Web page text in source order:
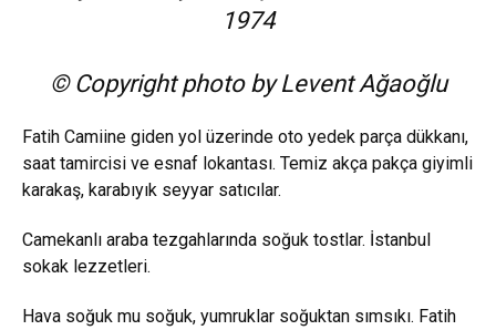
1974
© Copyright photo by Levent Ağaoğlu
Fatih Camiine giden yol üzerinde oto yedek parça dükkanı,
saat tamircisi ve esnaf lokantası. Temiz akça pakça giyimli
karakaş, karabıyık seyyar satıcılar.
Camekanlı araba tezgahlarında soğuk tostlar. İstanbul
sokak lezzetleri.
Hava soğuk mu soğuk, yumruklar soğuktan sımsıkı. Fatih